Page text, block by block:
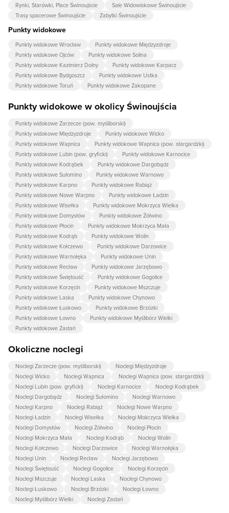
Rynki, Starówki, Place Świnoujście
Sale Widowiskowe Świnoujście
Trasy spacerowe Świnoujście
Zabytki Świnoujście
Punkty widokowe
Punkty widokowe Wrocław
Punkty widokowe Międzyzdroje
Punkty widokowe Ojców
Punkty widokowe Solina
Punkty widokowe Kazimierz Dolny
Punkty widokowe Karpacz
Punkty widokowe Bydgoszcz
Punkty widokowe Ustka
Punkty widokowe Toruń
Punkty widokowe Zakopane
Punkty widokowe w okolicy Świnoujścia
Punkty widokowe Zarzecze (pow. myśliborski)
Punkty widokowe Międzyzdroje
Punkty widokowe Wicko
Punkty widokowe Wapnica
Punkty widokowe Wapnica (pow. stargardzki)
Punkty widokowe Lubin (pow. gryficki)
Punkty widokowe Karnocice
Punkty widokowe Kodrąbek
Punkty widokowe Dargobądz
Punkty widokowe Sułomino
Punkty widokowe Warnowo
Punkty widokowe Karpno
Punkty widokowe Rabiąż
Punkty widokowe Nowe Warpno
Punkty widokowe Ładzin
Punkty widokowe Wisełka
Punkty widokowe Mokrzyca Wielka
Punkty widokowe Domysłów
Punkty widokowe Żółwino
Punkty widokowe Płocin
Punkty widokowe Mokrzyca Mała
Punkty widokowe Kodrąb
Punkty widokowe Wolin
Punkty widokowe Kołczewo
Punkty widokowe Darzowice
Punkty widokowe Warnołęka
Punkty widokowe Unin
Punkty widokowe Recław
Punkty widokowe Jarzębowo
Punkty widokowe Świętouść
Punkty widokowe Gogolice
Punkty widokowe Korzęcin
Punkty widokowe Mszczuje
Punkty widokowe Laska
Punkty widokowe Chynowo
Punkty widokowe Łuskowo
Punkty widokowe Brzózki
Punkty widokowe Łowno
Punkty widokowe Myślibórz Wielki
Punkty widokowe Zastań
Okoliczne noclegi
Noclegi Zarzecze (pow. myśliborski)
Noclegi Międzyzdroje
Noclegi Wicko
Noclegi Wapnica
Noclegi Wapnica (pow. stargardzki)
Noclegi Lubin (pow. gryficki)
Noclegi Karnocice
Noclegi Kodrąbek
Noclegi Dargobądz
Noclegi Sułomino
Noclegi Warnowo
Noclegi Karpno
Noclegi Rabiąż
Noclegi Nowe Warpno
Noclegi Ładzin
Noclegi Wisełka
Noclegi Mokrzyca Wielka
Noclegi Domysłów
Noclegi Żółwino
Noclegi Płocin
Noclegi Mokrzyca Mała
Noclegi Kodrąb
Noclegi Wolin
Noclegi Kołczewo
Noclegi Darzowice
Noclegi Warnołęka
Noclegi Unin
Noclegi Recław
Noclegi Jarzębowo
Noclegi Świętouść
Noclegi Gogolice
Noclegi Korzęcin
Noclegi Mszczuje
Noclegi Laska
Noclegi Chynowo
Noclegi Łuskowo
Noclegi Brzózki
Noclegi Łowno
Noclegi Myślibórz Wielki
Noclegi Zastań